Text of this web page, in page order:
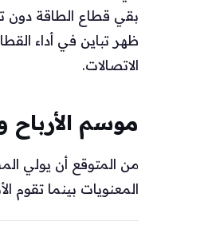
بقي قطاع الطاقة دون
ظهر تباين في أداء
الاتصالات.
موسم الأرباح
من المتوقع أن يولي
المعنويات بينما تقوم